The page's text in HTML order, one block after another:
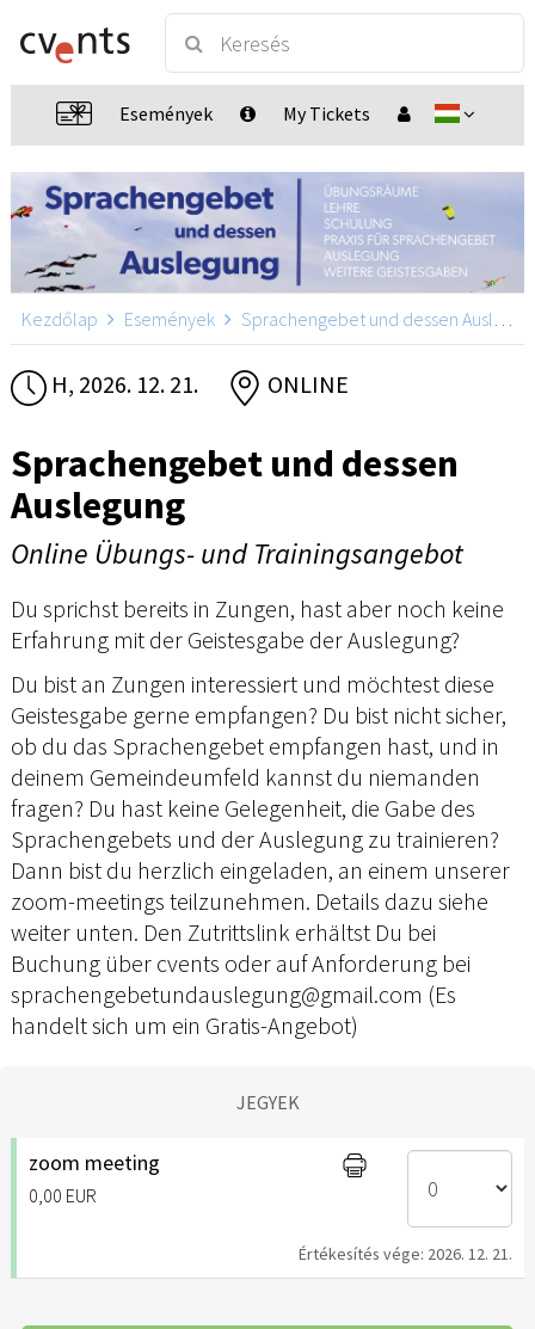
Események My Tickets
Kezdőlap Események Sprachengebet und dessen Auslegung
H, 2026. 12. 21. ONLINE
Sprachengebet und dessen
Auslegung
Online Übungs- und Trainingsangebot
Du sprichst bereits in Zungen, hast aber noch keine
Erfahrung mit der Geistesgabe der Auslegung?
Du bist an Zungen interessiert und möchtest diese
Geistesgabe gerne empfangen? Du bist nicht sicher,
ob du das Sprachengebet empfangen hast, und in
deinem Gemeindeumfeld kannst du niemanden
fragen? Du hast keine Gelegenheit, die Gabe des
Sprachengebets und der Auslegung zu trainieren?
Dann bist du herzlich eingeladen, an einem unserer
zoom-meetings teilzunehmen. Details dazu siehe
weiter unten. Den Zutrittslink erhältst Du bei
Buchung über cvents oder auf Anforderung bei
sprachengebetundauslegung@gmail.com (Es
handelt sich um ein Gratis-Angebot)
JEGYEK
zoom meeting
0,00 EUR
Értékesítés vége: 2026. 12. 21.